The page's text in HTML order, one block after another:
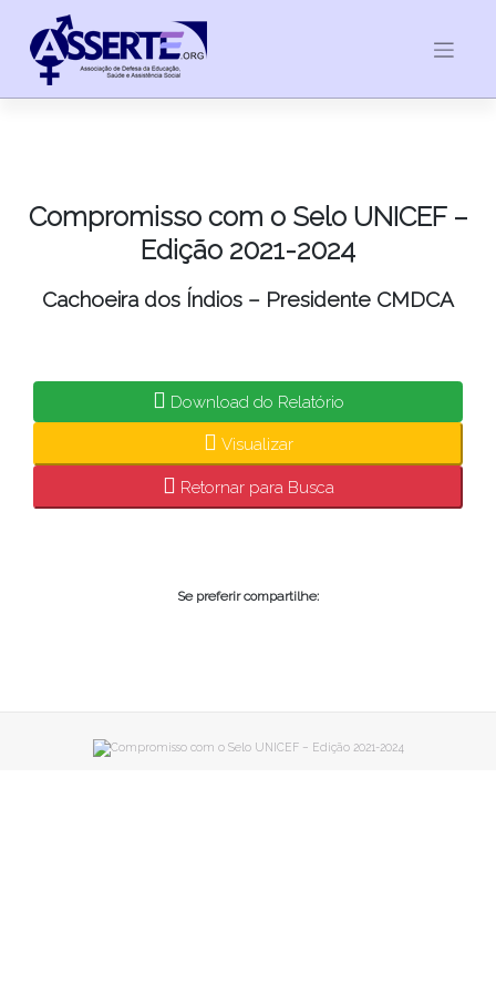
content
Compromisso com o Selo UNICEF –
Edição 2021-2024
Cachoeira dos Índios – Presidente CMDCA
Download do Relatório
Visualizar
Retornar para Busca
Se preferir compartilhe: